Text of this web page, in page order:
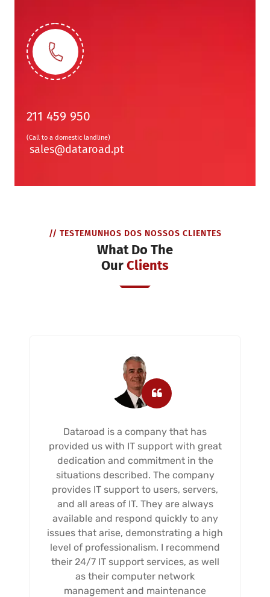
211 459 950
(Call to a domestic landline)
sales@dataroad.pt
// TESTEMUNHOS DOS NOSSOS CLIENTES
What Do The
OurClients
Dataroad is a company that has
provided us with IT support with great
dedication and commitment in the
situations described. The company
provides IT support to users, servers,
and all areas of IT. They are always
available and respond quickly to any
issues that arise, demonstrating a high
level of professionalism. I recommend
their 24/7 IT support services, as well
as their computer network
management and maintenance